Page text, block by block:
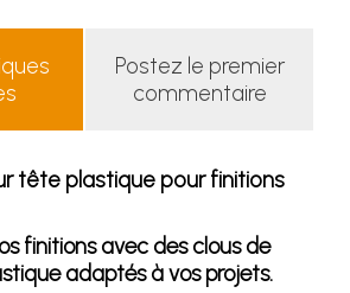
Postez le premier
commentaire
tête plastique pour finitions
finitions avec des clous de
adaptés à vos projets.